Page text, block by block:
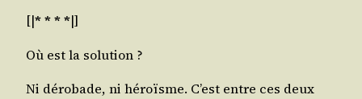
[|* * * *|]
Où est la solution ?
Ni déro­bade, ni héroïsme. C’est entre ces deux